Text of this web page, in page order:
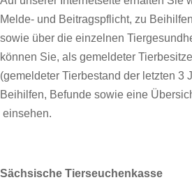
Melde- und Beitragspflicht, zu
sowie über die einzelnen
können Sie, als gemeldeter
(gemeldeter Tierbestand der letzten 3
Beihilfen, Befunde sowie eine
einsehen.
Sächsische Tierseuchenkasse